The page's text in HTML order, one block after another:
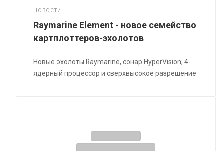
НОВОСТИ
Raymarine Element - новое семейство
картплоттеров-эхолотов
Новые эхолоты Raymarine, сонар HyperVision, 4-
ядерный процессор и сверхвысокое разрешение